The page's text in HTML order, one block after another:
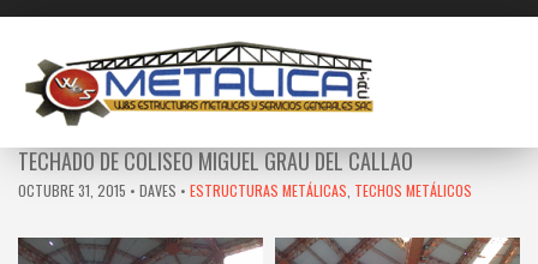
TECHADO DE COLISEO MIGUEL GRAU DEL CALLAO
OCTUBRE 31, 2015 • DAVES • ESTRUCTURAS METÁLICAS TECHOS METÁLICOS